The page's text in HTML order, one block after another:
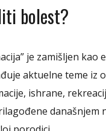
bolest?
je zamišljen kao
aktuelne teme iz
ishrane,
današnjem